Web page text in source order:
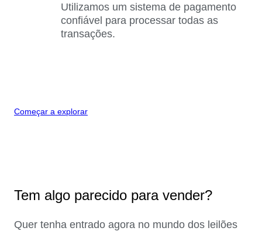
Utilizamos um sistema de pagamento
confiável para processar todas as
transações.
Começar a explorar
Tem algo parecido para vender?
Quer tenha entrado agora no mundo dos leilões